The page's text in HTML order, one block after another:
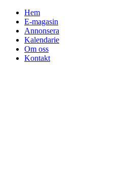
Hoppa
innehåll
Hem
E-magasin
Annonsera
Kalendarie
Om oss
Kontakt